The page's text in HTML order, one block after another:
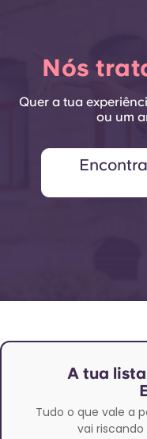
Nós
Quer a tua
ou um
A tua
Tudo o que vale a
vai